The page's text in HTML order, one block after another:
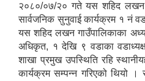
२०८०/०७/२० गते यस शहिद लखन
सार्वजनिक सुनुवाई कार्यक्रम १ नं
यस शहिद लखन गाउँपालिकाका
अधिकृत, १ देखि ९ वडाका
शाखा प्रमुख उपस्थिति रहि
कार्यक्रम सम्पन्न गरिएको थियो